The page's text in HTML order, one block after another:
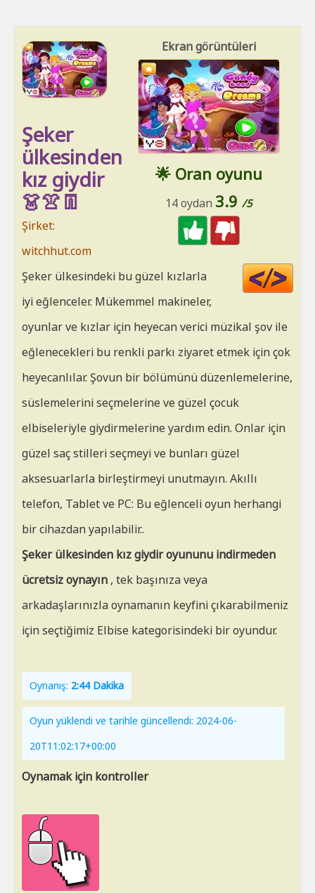
Ekran görüntüleri
🌟 Oran oyunu
14 oydan 3.9 /5
Şeker
ülkesinden
kız giydir
👗👚👖
Şirket:
witchhut.com
Şeker ülkesindeki bu güzel kızlarla
iyi eğlenceler. Mükemmel makineler,
oyunlar ve kızlar için heyecan verici müzikal şov ile
eğlenecekleri bu renkli parkı ziyaret etmek için çok
heyecanlılar. Şovun bir bölümünü düzenlemelerine,
süslemelerini seçmelerine ve güzel çocuk
elbiseleriyle giydirmelerine yardım edin. Onlar için
güzel saç stilleri seçmeyi ve bunları güzel
aksesuarlarla birleştirmeyi unutmayın. Akıllı
telefon, Tablet ve PC: Bu eğlenceli oyun herhangi
bir cihazdan yapılabilir..
Şeker ülkesinden kız giydir oyununu indirmeden
ücretsiz oynayın , tek başınıza veya
arkadaşlarınızla oynamanın keyfini çıkarabilmeniz
için seçtiğimiz Elbise kategorisindeki bir oyundur.
Oynanış: 2:44 Dakika
Oyun yüklendi ve tarihle güncellendi: 2024-06-
20T11:02:17+00:00
Oynamak için kontroller